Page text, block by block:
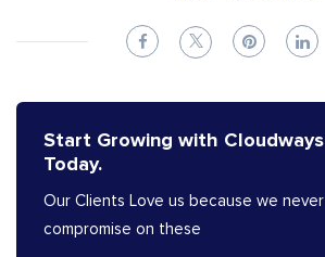
Start Growing with Cloudways
Today.
Our Clients Love us because we never
compromise on these